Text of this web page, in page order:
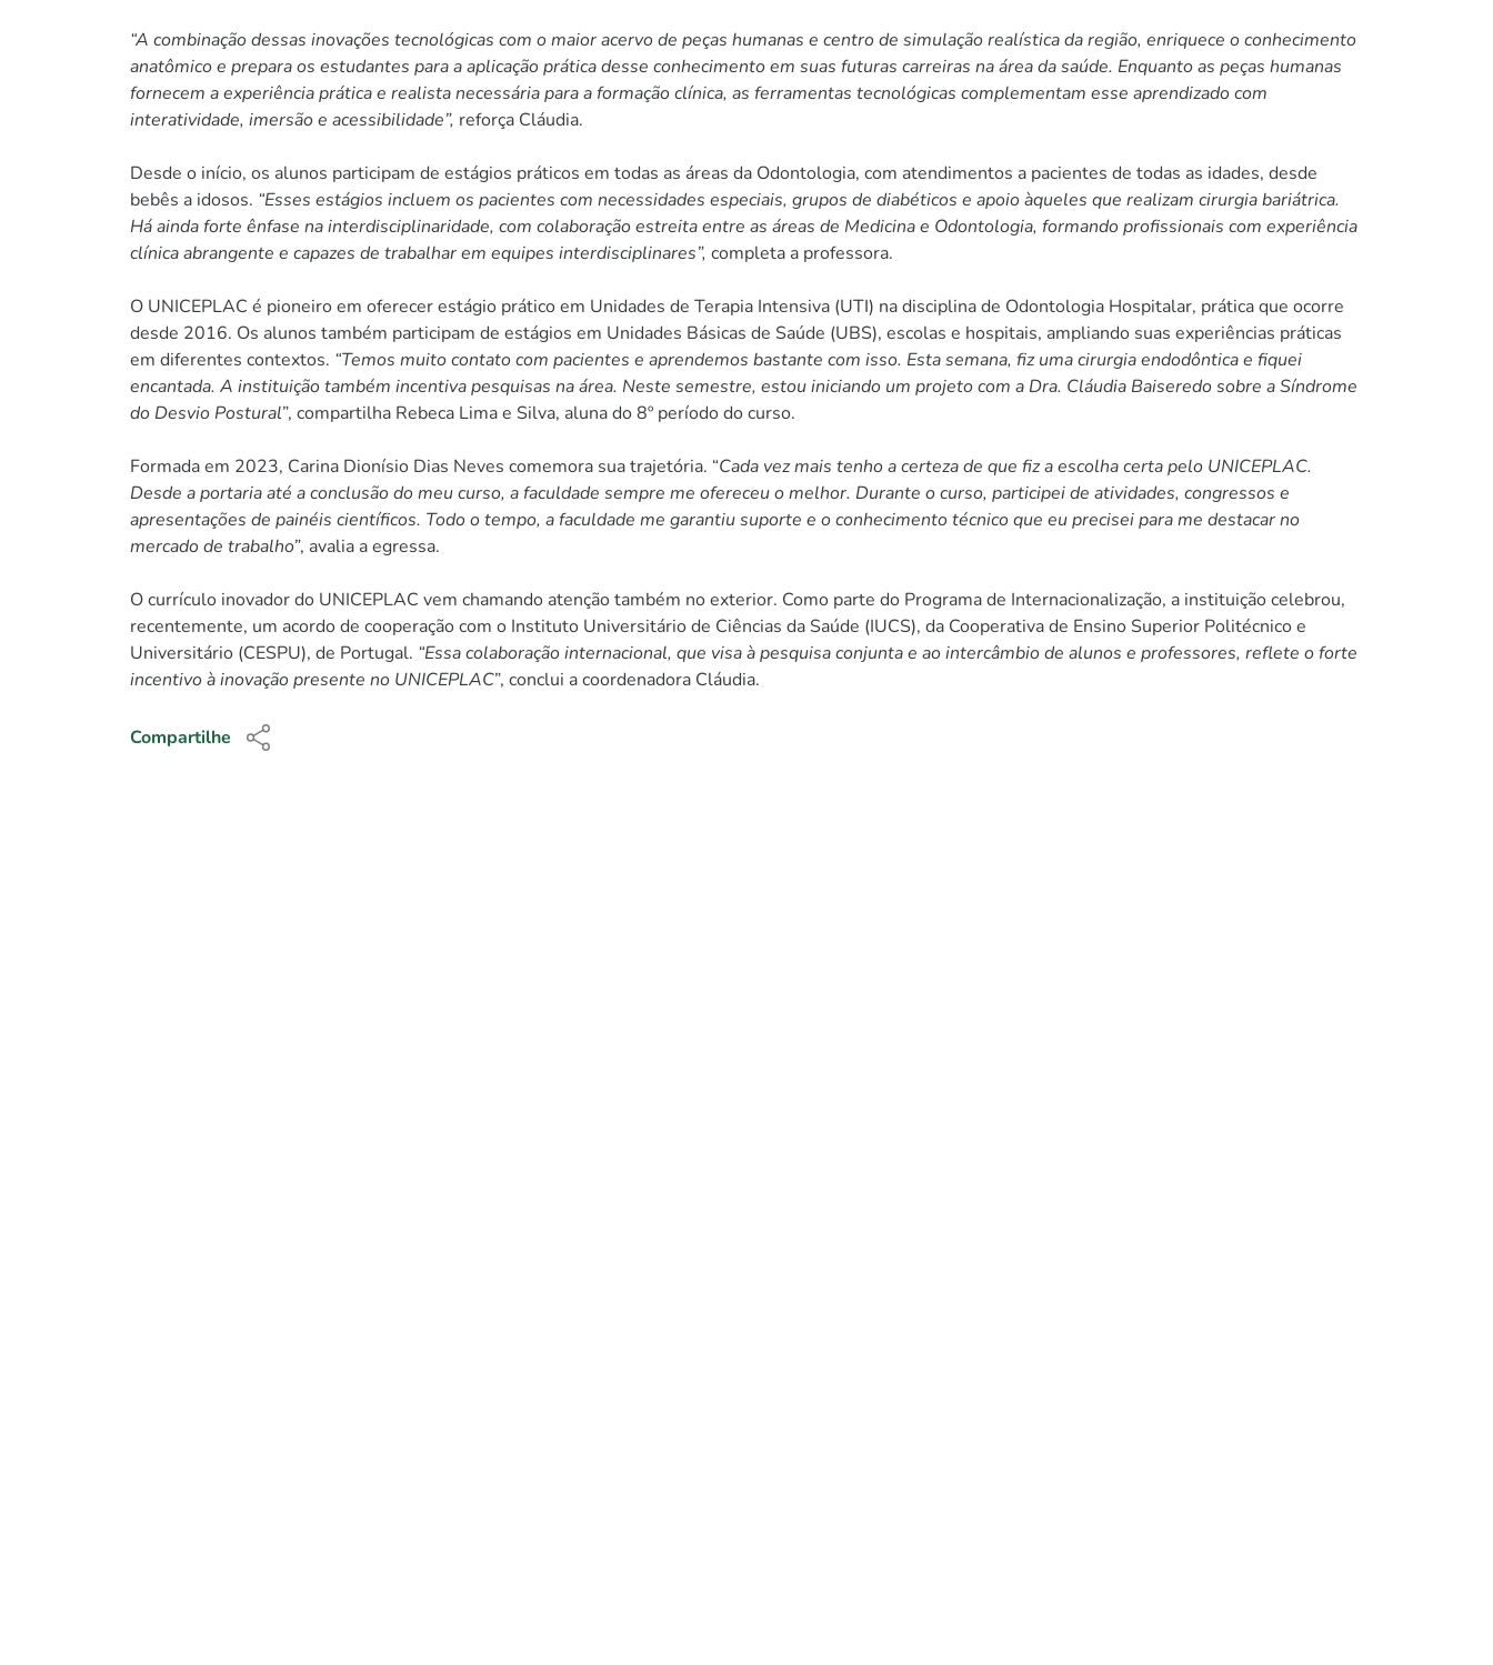
“A combinação dessas inovações tecnológicas com o maior acervo de peças humanas e centro de simulação realística da região, enriquece o conhecimento
anatômico e prepara os estudantes para a aplicação prática desse conhecimento em suas futuras carreiras na área da saúde. Enquanto as peças humanas
fornecem a experiência prática e realista necessária para a formação clínica, as ferramentas tecnológicas complementam esse aprendizado com
interatividade, imersão e acessibilidade”, reforça Cláudia.
Desde o início, os alunos participam de estágios práticos em todas as áreas da Odontologia, com atendimentos a pacientes de todas as idades, desde
bebês a idosos. “Esses estágios incluem os pacientes com necessidades especiais, grupos de diabéticos e apoio àqueles que realizam cirurgia bariátrica.
Há ainda forte ênfase na interdisciplinaridade, com colaboração estreita entre as áreas de Medicina e Odontologia, formando profissionais com experiência
clínica abrangente e capazes de trabalhar em equipes interdisciplinares”, completa a professora.
O UNICEPLAC é pioneiro em oferecer estágio prático em Unidades de Terapia Intensiva (UTI) na disciplina de Odontologia Hospitalar, prática que ocorre
desde 2016. Os alunos também participam de estágios em Unidades Básicas de Saúde (UBS), escolas e hospitais, ampliando suas experiências práticas
em diferentes contextos. “Temos muito contato com pacientes e aprendemos bastante com isso. Esta semana, fiz uma cirurgia endodôntica e fiquei
encantada. A instituição também incentiva pesquisas na área. Neste semestre, estou iniciando um projeto com a Dra. Cláudia Baiseredo sobre a Síndrome
do Desvio Postural”, compartilha Rebeca Lima e Silva, aluna do 8º período do curso.
Formada em 2023, Carina Dionísio Dias Neves comemora sua trajetória. “Cada vez mais tenho a certeza de que fiz a escolha certa pelo UNICEPLAC.
Desde a portaria até a conclusão do meu curso, a faculdade sempre me ofereceu o melhor. Durante o curso, participei de atividades, congressos e
apresentações de painéis científicos. Todo o tempo, a faculdade me garantiu suporte e o conhecimento técnico que eu precisei para me destacar no
mercado de trabalho”, avalia a egressa.
O currículo inovador do UNICEPLAC vem chamando atenção também no exterior. Como parte do Programa de Internacionalização, a instituição celebrou,
recentemente, um acordo de cooperação com o Instituto Universitário de Ciências da Saúde (IUCS), da Cooperativa de Ensino Superior Politécnico e
Universitário (CESPU), de Portugal. “Essa colaboração internacional, que visa à pesquisa conjunta e ao intercâmbio de alunos e professores, reflete o forte
incentivo à inovação presente no UNICEPLAC”, conclui a coordenadora Cláudia.
Compartilhe